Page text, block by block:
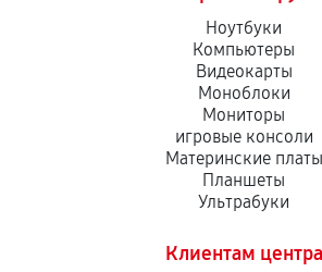
Ноутбуки
Компьютеры
Видеокарты
Моноблоки
Мониторы
игровые консоли
Материнские платы
Планшеты
Ультрабуки
Клиентам центра